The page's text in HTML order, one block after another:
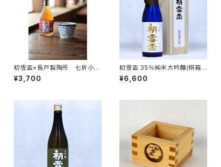
初雪盃×長戸製陶所 七折小梅
梅酒×古砥部文花格子蕎麦猪口
セット
¥3,700
初雪盃 35％純米大吟醸(桐箱)
720ml
¥6,600